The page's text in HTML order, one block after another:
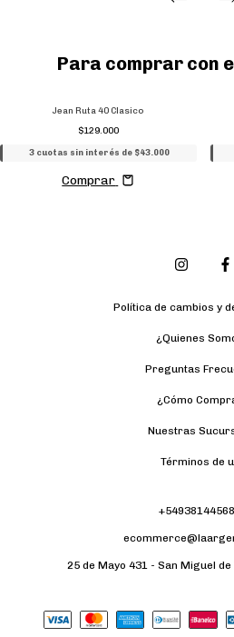
Para comprar con
Jean Ruta 40 Clasico
$129.000
3 cuotas sin interés de $43.000
Comprar
Política de cambios y
¿Quienes
Preguntas
¿Cómo
Nuestras
Términos de
25 de Mayo 431 - San Miguel